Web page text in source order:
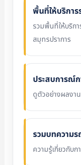
พื้นที่ให้บริการ
รวมพื้นที่ให้บริก
สมุทรปราการ
ประสบการณ์ก
ดูตัวอย่างผลงา
รวมบทความร
ความรู้เกี่ยวกับก